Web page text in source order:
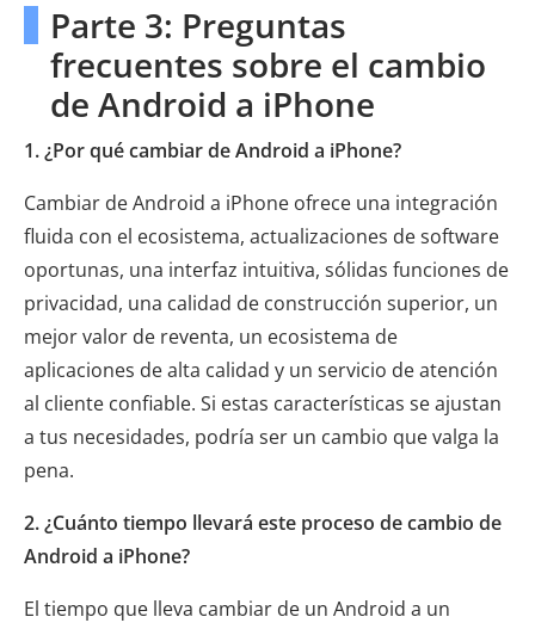
Parte 3: Preguntas
frecuentes sobre el cambio
de Android a iPhone
1. ¿Por qué cambiar de Android a iPhone?
Cambiar de Android a iPhone ofrece una integración
fluida con el ecosistema, actualizaciones de software
oportunas, una interfaz intuitiva, sólidas funciones de
privacidad, una calidad de construcción superior, un
mejor valor de reventa, un ecosistema de
aplicaciones de alta calidad y un servicio de atención
al cliente confiable. Si estas características se ajustan
a tus necesidades, podría ser un cambio que valga la
pena.
2. ¿Cuánto tiempo llevará este proceso de cambio de
Android a iPhone?
El tiempo que lleva cambiar de un Android a un